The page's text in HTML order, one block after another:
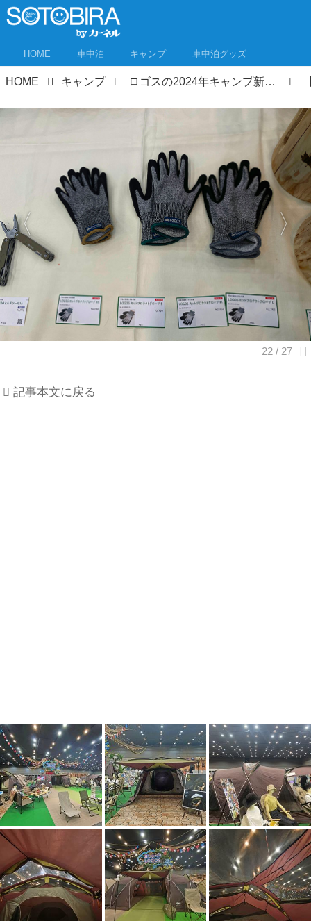
HOME 車中泊 キャンプ 車中泊グッズ
HOME キャンプ ロゴスの2024年キャンプ新製品は“誰かに伝えずにはいられない”機能が盛りだくさん！展示会ニュース速報！
記事本文に戻る